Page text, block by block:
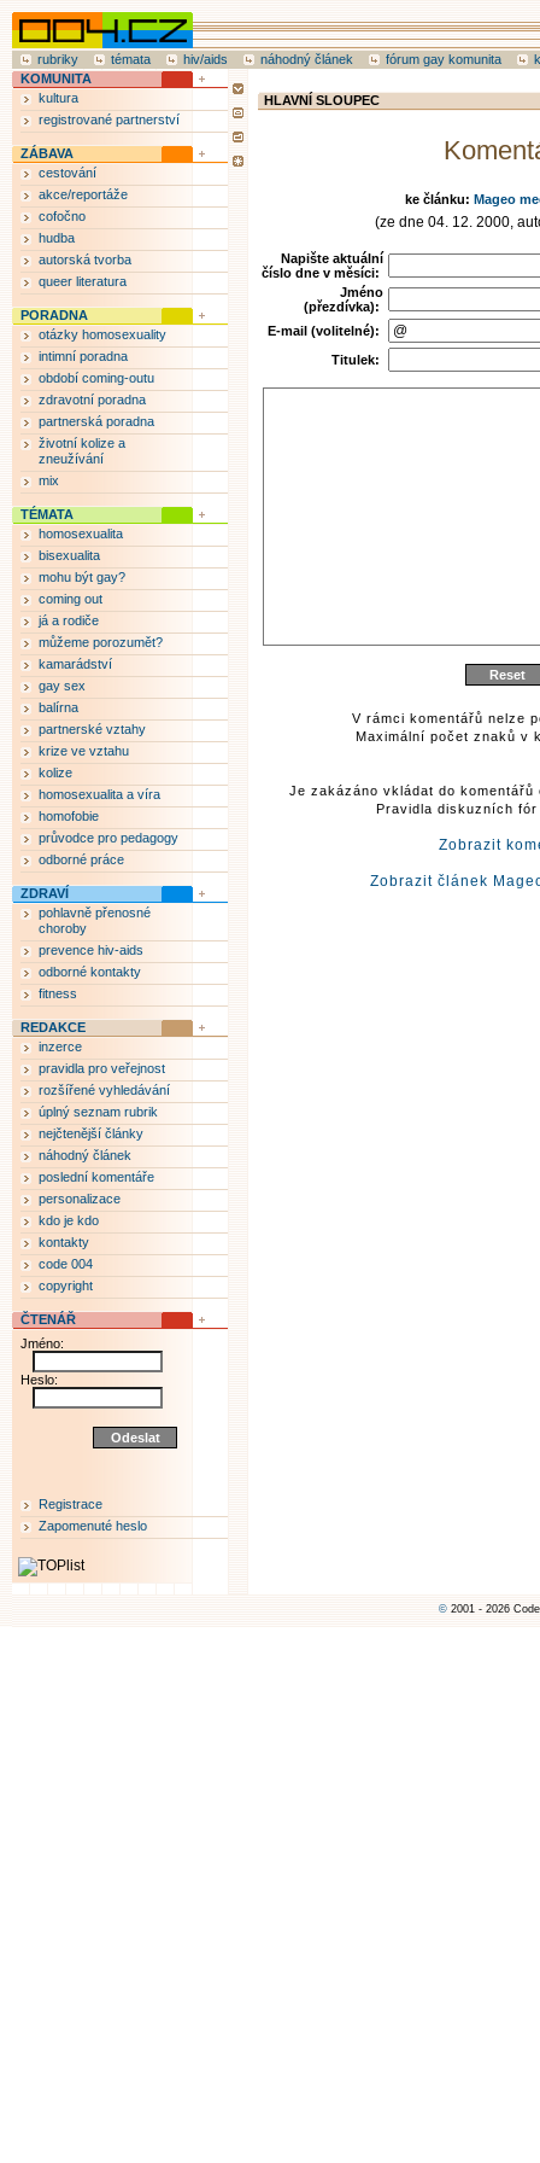
rubriky témata hiv/aids náhodný článek fórum gay komunita
HLAVNÍ SLOUPEC
ke článku: Mageo
(ze dne 04. 12. 2000,
Napište aktuální
číslo dne v měsíci:
Jméno
(přezdívka):
E-mail (volitelné):
Titulek:
V rámci komentářů nelze
Maximální počet znaků v
Je zakázáno vkládat do
Pravidla diskuzních
Zobrazit
Zobrazit článek
KOMUNITA
kultura
registrované partnerství
ZÁBAVA
cestování
akce/reportáže
cofočno
hudba
autorská tvorba
queer literatura
PORADNA
otázky homosexuality
intimní poradna
období coming-outu
zdravotní poradna
partnerská poradna
životní kolize a
zneužívání
mix
TÉMATA
homosexualita
bisexualita
mohu být gay?
coming out
já a rodiče
můžeme porozumět?
kamarádství
gay sex
balírna
partnerské vztahy
krize ve vztahu
kolize
homosexualita a víra
homofobie
průvodce pro pedagogy
odborné práce
ZDRAVÍ
pohlavně přenosné
choroby
prevence hiv-aids
odborné kontakty
fitness
REDAKCE
inzerce
pravidla pro veřejnost
rozšířené vyhledávání
úplný seznam rubrik
nejčtenější články
náhodný článek
poslední komentáře
personalizace
kdo je kdo
kontakty
code 004
copyright
ČTENÁŘ
Jméno:
Heslo:
Registrace
Zapomenuté heslo
© 2001 - 2026